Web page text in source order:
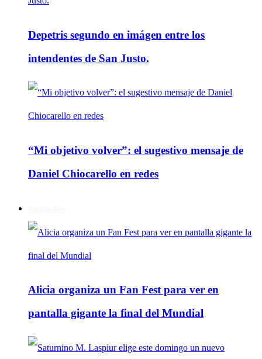
Depetris segundo en imágen entre los
intendentes de San Justo.
“Mi objetivo volver”: el sugestivo mensaje de
Daniel Chiocarello en redes
Alicia organiza un Fan Fest para ver en
pantalla gigante la final del Mundial